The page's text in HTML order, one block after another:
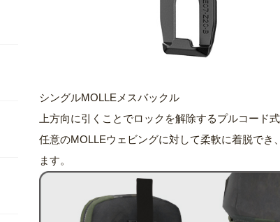
シングルMOLLEメスバックル
上方向に引くことでロックを解除するプルコード式
任意のMOLLEウェビングに対して柔軟に着脱で
ます。